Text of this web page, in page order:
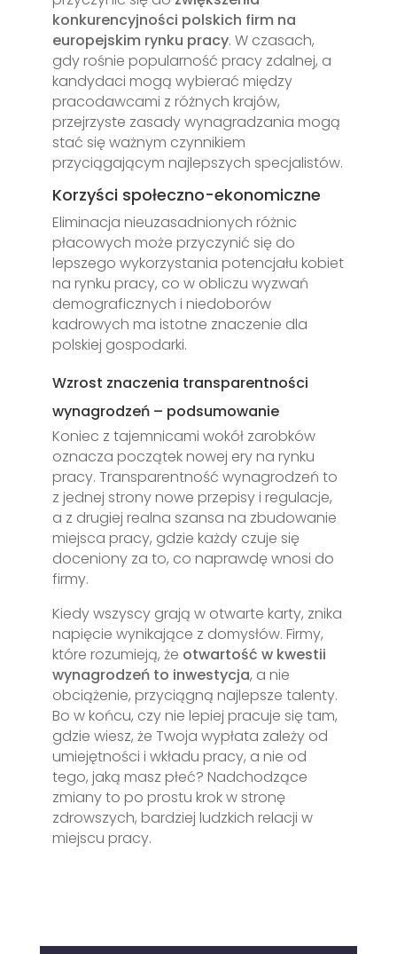
konkurencyjności polskich firm na
europejskim rynku pracy. W czasach,
gdy rośnie popularność pracy zdalnej, a
kandydaci mogą wybierać między
pracodawcami z różnych krajów,
przejrzyste zasady wynagradzania mogą
stać się ważnym czynnikiem
przyciągającym najlepszych specjalistów.
Korzyści społeczno-ekonomiczne
Eliminacja nieuzasadnionych różnic
płacowych może przyczynić się do
lepszego wykorzystania potencjału kobiet
na rynku pracy, co w obliczu wyzwań
demograficznych i niedoborów
kadrowych ma istotne znaczenie dla
polskiej gospodarki.
Wzrost znaczenia transparentności
wynagrodzeń – podsumowanie
Koniec z tajemnicami wokół zarobków
oznacza początek nowej ery na rynku
pracy. Transparentność wynagrodzeń to
z jednej strony nowe przepisy i regulacje,
a z drugiej realna szansa na zbudowanie
miejsca pracy, gdzie każdy czuje się
doceniony za to, co naprawdę wnosi do
firmy.
Kiedy wszyscy grają w otwarte karty, znika
napięcie wynikające z domysłów. Firmy,
które rozumieją, że otwartość w kwestii
wynagrodzeń to inwestycja, a nie
obciążenie, przyciągną najlepsze talenty.
Bo w końcu, czy nie lepiej pracuje się tam,
gdzie wiesz, że Twoja wypłata zależy od
umiejętności i wkładu pracy, a nie od
tego, jaką masz płeć? Nadchodzące
zmiany to po prostu krok w stronę
zdrowszych, bardziej ludzkich relacji w
miejscu pracy.